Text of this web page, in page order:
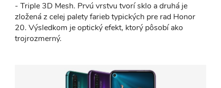
- Triple 3D Mesh. Prvú vrstvu tvorí sklo a druhá je
zložená z celej palety farieb typických pre rad Honor
20. Výsledkom je optický efekt, ktorý pôsobí ako
trojrozmerný.